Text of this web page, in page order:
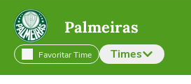
Palmeiras
Favoritar Time Times